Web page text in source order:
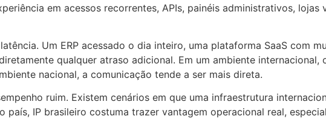
em acessos recorrentes, APIs, painéis administrativos, lojas
Um ERP acessado o dia inteiro, uma plataforma SaaS com
qualquer atraso adicional. Em um ambiente internacional,
nacional, a comunicação tende a ser mais direta.
ruim. Existem cenários em que uma infraestrutura
IP brasileiro costuma trazer vantagem operacional real,